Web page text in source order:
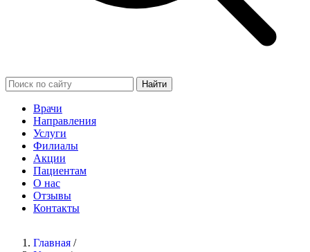
Найти
Врачи
Направления
Услуги
Филиалы
Акции
Пациентам
О нас
Отзывы
Контакты
Главная /